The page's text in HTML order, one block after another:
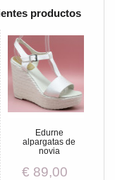
productos
Edurne
alpargatas de
novia
€ 89,00